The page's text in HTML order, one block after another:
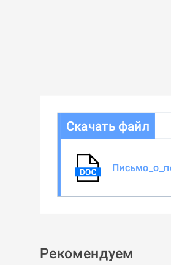
Скачать файл
Рекомендуем